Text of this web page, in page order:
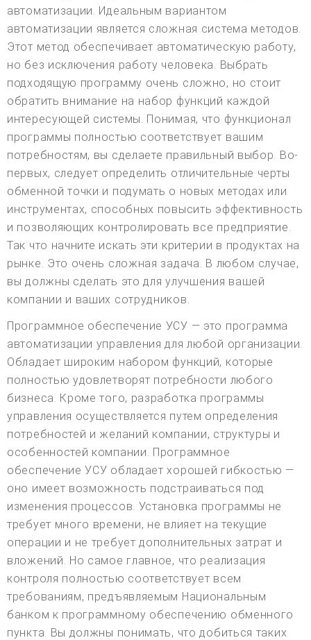
автоматизации. Идеальным вариантом
автоматизации является сложная система методов.
Этот метод обеспечивает автоматическую работу,
но без исключения работу человека. Выбрать
подходящую программу очень сложно, но стоит
обратить внимание на набор функций каждой
интересующей системы. Понимая, что функционал
программы полностью соответствует вашим
потребностям, вы сделаете правильный выбор. Во-
первых, следует определить отличительные черты
обменной точки и подумать о новых методах или
инструментах, способных повысить эффективность
и позволяющих контролировать все предприятие.
Так что начните искать эти критерии в продуктах на
рынке. Это очень сложная задача. В любом случае,
вы должны сделать это для улучшения вашей
компании и ваших сотрудников.
Программное обеспечение УСУ — это программа
автоматизации управления для любой организации.
Обладает широким набором функций, которые
полностью удовлетворят потребности любого
бизнеса. Кроме того, разработка программы
управления осуществляется путем определения
потребностей и желаний компании, структуры и
особенностей компании. Программное
обеспечение УСУ обладает хорошей гибкостью —
оно имеет возможность подстраиваться под
изменения процессов. Установка программы не
требует много времени, не влияет на текущие
операции и не требует дополнительных затрат и
вложений. Но самое главное, что реализация
контроля полностью соответствует всем
требованиям, предъявляемым Национальным
банком к программному обеспечению обменного
пункта. Вы должны понимать, что добиться таких